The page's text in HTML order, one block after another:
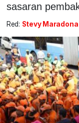
sasaran
Red: Stevy Maradona